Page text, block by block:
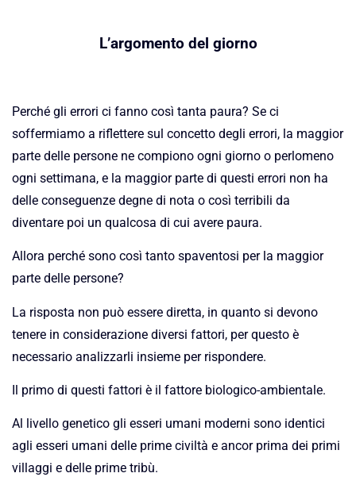
L’argomento del giorno
Perché gli errori ci fanno così tanta paura? Se ci
soffermiamo a riflettere sul concetto degli errori, la maggior
parte delle persone ne compiono ogni giorno o perlomeno
ogni settimana, e la maggior parte di questi errori non ha
delle conseguenze degne di nota o così terribili da
diventare poi un qualcosa di cui avere paura.
Allora perché sono così tanto spaventosi per la maggior
parte delle persone?
La risposta non può essere diretta, in quanto si devono
tenere in considerazione diversi fattori, per questo è
necessario analizzarli insieme per rispondere.
Il primo di questi fattori è il fattore biologico-ambientale.
Al livello genetico gli esseri umani moderni sono identici
agli esseri umani delle prime civiltà e ancor prima dei primi
villaggi e delle prime tribù.